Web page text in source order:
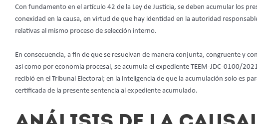
Con fundamento en el artículo 42 de la Ley de Justicia, se deben acumular los
conexidad en la causa, en virtud de que hay identidad en la autoridad
relativas al mismo proceso de selección interno.
En consecuencia, a fin de que se resuelvan de manera conjunta, congruente y
así como por economía procesal, se acumula el expediente TEEM-JDC-0100/
recibió en el Tribunal Electoral; en la inteligencia de que la acumulación solo es
certificada de la presente sentencia al expediente acumulado.